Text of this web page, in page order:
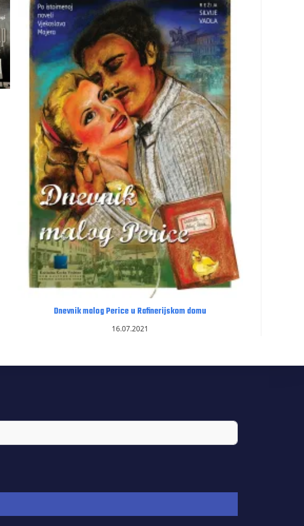
Dnevnik malog Perice u Rafinerijskom domu
16.07.2021